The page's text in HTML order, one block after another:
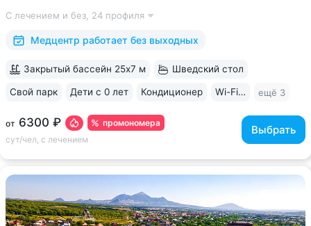
водой Ессентуки № 4 и № 17 • Главный корпус
«Центральный» — историческое здание...
С лечением и без, 24 профиля
Медцентр работает без выходных
промономера
от 6300 ₽
сут/чел, с лечением
Выбрать
Закрытый бассейн 25х7 м Шведский стол
Свой парк Дети с 0 лет Кондиционер Wi-Fi в номерах ещё 3